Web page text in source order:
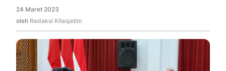
24 Maret 2023
Redaksi
oleh Redaksi Kilasjatim